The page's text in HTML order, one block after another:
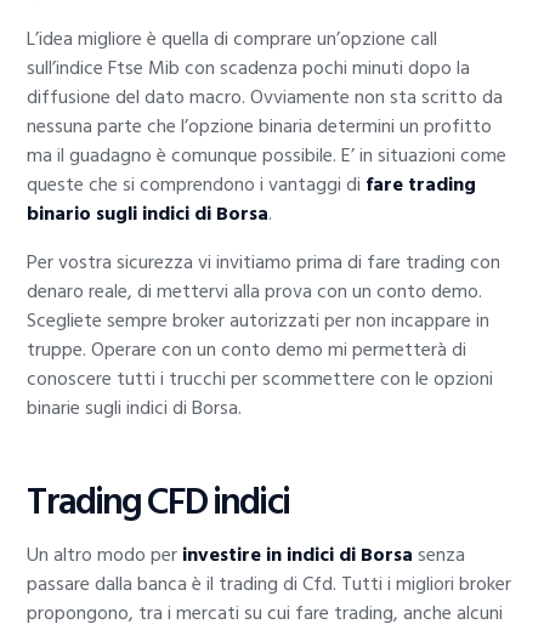
L’idea migliore è quella di comprare un’opzione call
sull’indice Ftse Mib con scadenza pochi minuti dopo la
diffusione del dato macro. Ovviamente non sta scritto da
nessuna parte che l’opzione binaria determini un profitto
ma il guadagno è comunque possibile. E’ in situazioni come
queste che si comprendono i vantaggi di fare trading
binario sugli indici di Borsa.
Per vostra sicurezza vi invitiamo prima di fare trading con
denaro reale, di mettervi alla prova con un conto demo.
Scegliete sempre broker autorizzati per non incappare in
truppe. Operare con un conto demo mi permetterà di
conoscere tutti i trucchi per scommettere con le opzioni
binarie sugli indici di Borsa.
Trading CFD indici
Un altro modo perinvestire in indici di Borsasenza
passare dalla banca è il trading di Cfd. Tutti i migliori broker
propongono, tra i mercati su cui fare trading, anche alcuni